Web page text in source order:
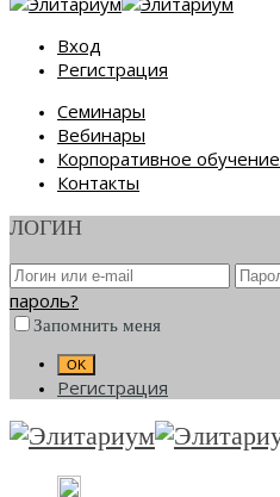
Вход
Регистрация
Семинары
Вебинары
Корпоративное обучение
Контакты
ЛОГИН
пароль?
Запомнить меня
Регистрация